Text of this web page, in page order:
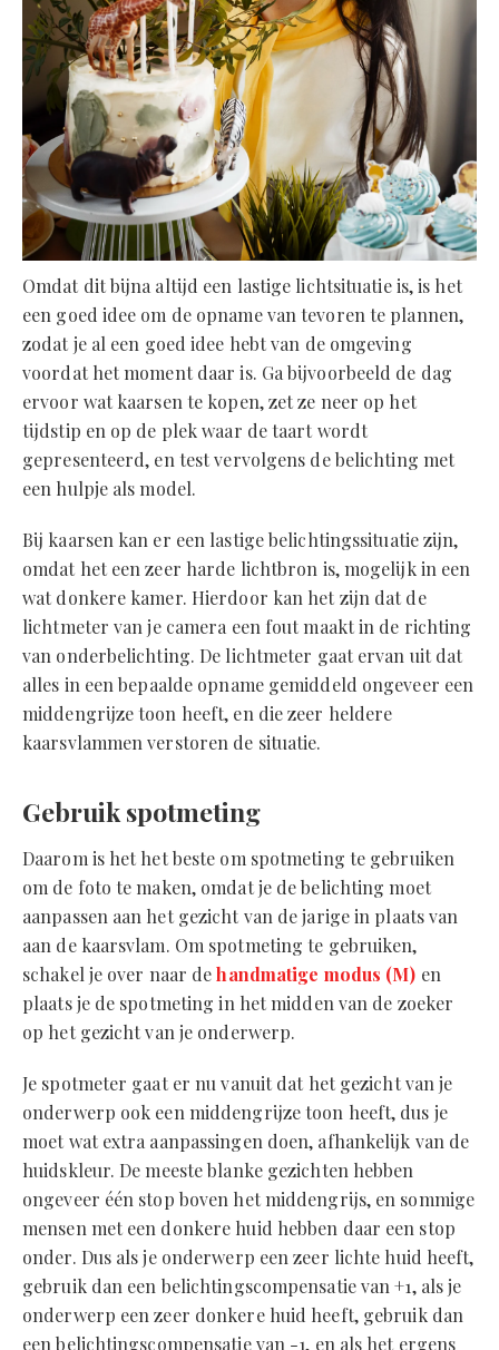
Omdat dit bijna altijd een lastige lichtsituatie is, is het
een goed idee om de opname van tevoren te plannen,
zodat je al een goed idee hebt van de omgeving
voordat het moment daar is. Ga bijvoorbeeld de dag
ervoor wat kaarsen te kopen, zet ze neer op het
tijdstip en op de plek waar de taart wordt
gepresenteerd, en test vervolgens de belichting met
een hulpje als model.
Bij kaarsen kan er een lastige belichtingssituatie zijn,
omdat het een zeer harde lichtbron is, mogelijk in een
wat donkere kamer. Hierdoor kan het zijn dat de
lichtmeter van je camera een fout maakt in de richting
van onderbelichting. De lichtmeter gaat ervan uit dat
alles in een bepaalde opname gemiddeld ongeveer een
middengrijze toon heeft, en die zeer heldere
kaarsvlammen verstoren de situatie.
Gebruik spotmeting
Daarom is het het beste om spotmeting te gebruiken
om de foto te maken, omdat je de belichting moet
aanpassen aan het gezicht van de jarige in plaats van
aan de kaarsvlam. Om spotmeting te gebruiken,
schakel je over naar dehandmatige modus (M) en
plaats je de spotmeting in het midden van de zoeker
op het gezicht van je onderwerp.
Je spotmeter gaat er nu vanuit dat het gezicht van je
onderwerp ook een middengrijze toon heeft, dus je
moet wat extra aanpassingen doen, afhankelijk van de
huidskleur. De meeste blanke gezichten hebben
ongeveer één stop boven het middengrijs, en sommige
mensen met een donkere huid hebben daar een stop
onder. Dus als je onderwerp een zeer lichte huid heeft,
gebruik dan een belichtingscompensatie van +1, als je
onderwerp een zeer donkere huid heeft, gebruik dan
een belichtingscompensatie van -1, en als het ergens